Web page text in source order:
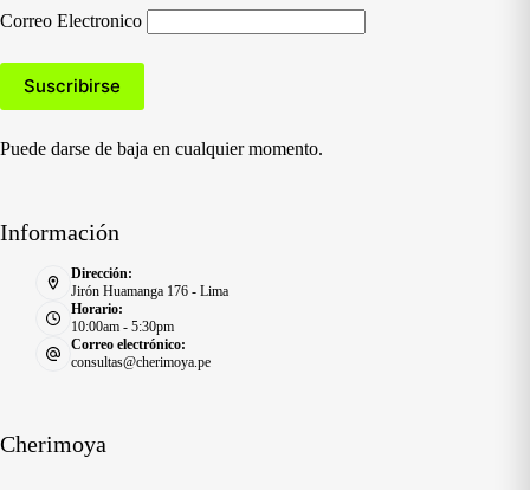
Correo Electronico
Puede darse de baja en cualquier momento.
Información
Dirección:
Jirón Huamanga 176 - Lima
Horario:
10:00am - 5:30pm
Correo electrónico:
consultas@cherimoya.pe
Cherimoya